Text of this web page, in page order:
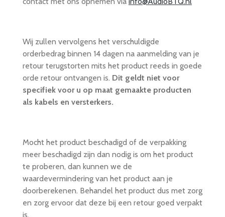
Wij zullen vervolgens het verschuldigde
orderbedrag binnen 14 dagen na aanmelding van je
retour terugstorten mits het product reeds in goede
orde retour ontvangen is. Dit geldt niet voor
specifiek voor u op maat gemaakte producten
als kabels en versterkers.
Mocht het product beschadigd of de verpakking
meer beschadigd zijn dan nodig is om het product
te proberen, dan kunnen we de
waardevermindering van het product aan je
doorberekenen. Behandel het product dus met zorg
en zorg ervoor dat deze bij een retour goed verpakt
is.